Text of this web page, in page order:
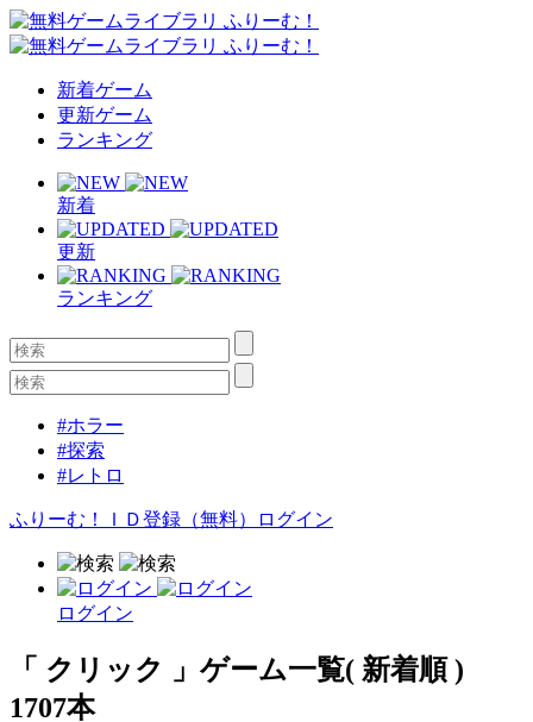
新着ゲーム
更新ゲーム
ランキング
新着
更新
ランキング
#ホラー
#探索
#レトロ
ふりーむ！ＩＤ登録（無料） ログイン
ログイン
「 クリック 」ゲーム一覧( 新着順 )
1707本